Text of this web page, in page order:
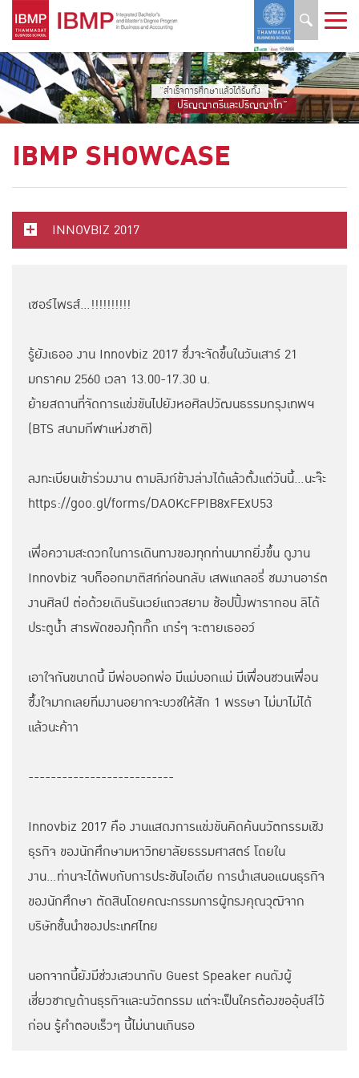
“สำเร็จการศึกษาแล้วได้รับทั้ง
ปริญญาตรีและปริญญาโท”
IBMP SHOWCASE
INNOVBIZ 2017
เซอร์ไพรส์...!!!!!!!!!!
รู้ยังเธออ งาน Innovbiz 2017 ซึ่งจะจัดขึ้นในวันเสาร์ 21
มกราคม 2560 เวลา 13.00-17.30 น.
ย้ายสถานที่จัดการแข่งขันไปยังหอศิลปวัฒนธรรมกรุงเทพฯ
(BTS สนามกีฬาแห่งชาติ)
ลงทะเบียนเข้าร่วมงาน ตามลิงก์ข้างล่างได้แล้วตั้งแต่วันนี้...นะจ๊ะ
https://goo.gl/forms/DAOKcFPIB8xFExU53
เพื่อความสะดวกในการเดินทางของทุกท่านมากยิ่งขึ้น ดูงาน
Innovbiz จบก็ออกมาติสท์ก่อนกลับ เสพแกลอรี่ ชมงานอาร์ต
งานศิลป์ ต่อด้วยเดินรันเวย์แถวสยาม ช้อปปิ้งพารากอน ลิโด้
ประตูน้ำ สารพัดของกุ๊กกิ๊ก เกร๋ๆ จะตายเธออว์
เอาใจกันขนาดนี้ มีพ่อบอกพ่อ มีแม่บอกแม่ มีเพื่อนชวนเพื่อน
ซึ้งใจมากเลยทีมงานอยากจะบวชให้สัก 1 พรรษา ไม่มาไม่ได้
แล้วนะค้าา
--------------------------
Innovbiz 2017 คือ งานแสดงการแข่งขันคิดค้นนวัตกรรมเชิง
ธุรกิจ ของนักศึกษามหาวิทยาลัยธรรมศาสตร์ โดยใน
งาน...ท่านจะได้พบกับการประชันไอเดีย การนำเสนอแผนธุรกิจ
ของนักศึกษา ตัดสินโดยคณะกรรมการผู้ทรงคุณวุฒิจาก
บริษัทชั้นนำของประเทศไทย
นอกจากนี้ยังมีช่วงเสวนากับ Guest Speaker คนดังผู้
เชี่ยวชาญด้านธุรกิจและนวัตกรรม แต่จะเป็นใครต้องขออุ้บส์ไว้
ก่อน รู้คำตอบเร็วๆ นี้ไม่นานเกินรอ